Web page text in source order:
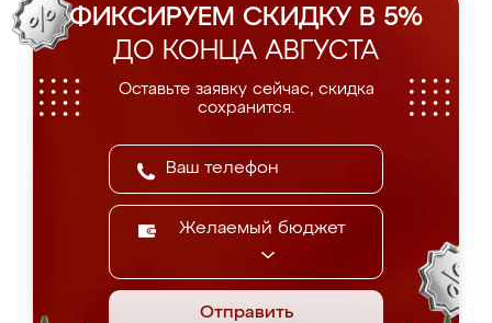
ФИКСИРУЕМ СКИДКУ В 5%
ДО КОНЦА АВГУСТА
Оставьте заявку сейчас, скидка
сохранится.
Желаемый бюджет
Отправить